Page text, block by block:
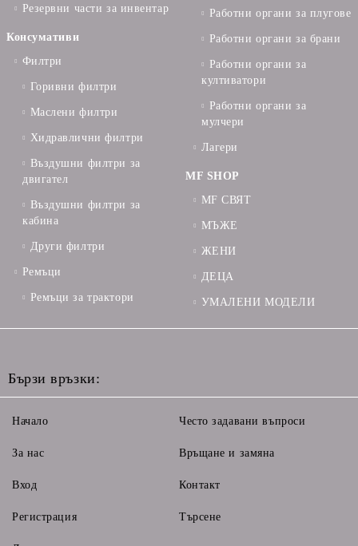
Резервни части за инвентар
Консумативи
Филтри
Горивни филтри
Маслени филтри
Хидравлични филтри
Въздушни филтри за
двигател
Въздушни филтри за
кабина
Други филтри
Ремъци
Ремъци за трактори
Работни органи за плугове
Работни органи за брани
Работни органи за
култиватори
Работни органи за
мулчери
Лагери
MF SHOP
MF СВЯТ
МЪЖЕ
ЖЕНИ
ДЕЦА
УМАЛЕНИ МОДЕЛИ
Бързи връзки:
Начало
За нас
Вход
Регистрация
Често задавани въпроси
Връщане и замяна
Контакт
Търсене